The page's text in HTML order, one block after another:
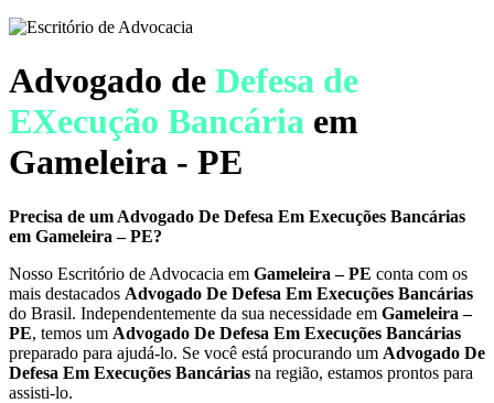
Advogado de Defesa de
EXecução Bancária em
Gameleira - PE
Precisa de um Advogado De Defesa Em Execuções Bancárias
em Gameleira – PE?
Nosso Escritório de Advocacia em Gameleira – PE conta com os
mais destacados Advogado De Defesa Em Execuções Bancárias
do Brasil. Independentemente da sua necessidade em Gameleira –
PE, temos um Advogado De Defesa Em Execuções Bancárias
preparado para ajudá-lo. Se você está procurando um Advogado De
Defesa Em Execuções Bancárias na região, estamos prontos para
assisti-lo.